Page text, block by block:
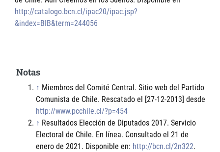
http://catalogo.bcn.cl/ipac20/ipac.jsp?
&index=BIB&term=244056
Notas
↑ Miembros del Comité Central. Sitio web del Partido
Comunista de Chile. Rescatado el [27-12-2013] desde
http://www.pcchile.cl/?p=454
↑ Resultados Elección de Diputados 2017. Servicio
Electoral de Chile. En línea. Consultado el 21 de
enero de 2021. Disponible en: http://bcn.cl/2n322.